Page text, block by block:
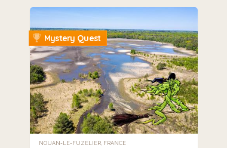
Mystery Quest
NOUAN-LE-FUZELIER, FRANCE